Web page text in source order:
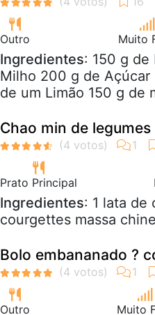
Outro Muito
Ingredientes: 150 g de
Milho 200 g de Açúcar
de um Limão 150 g de
Chao min de legumes
Prato Principal
Ingredientes: 1 lata de
courgettes massa
Bolo embananado ?
Outro Muito